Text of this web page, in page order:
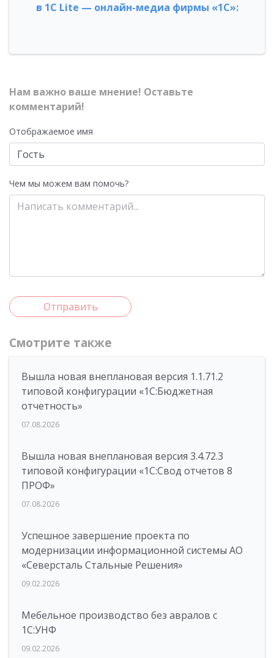
в 1С Lite — онлайн-медиа фирмы «1С»:
Нам важно ваше мнение! Оставьте
комментарий!
Отображаемое имя
Чем мы можем вам помочь?
Отправить
Смотрите также
Вышла новая внеплановая версия 1.1.71.2
типовой конфигурации «1C:Бюджетная
отчетность»
07.08.2026
Вышла новая внеплановая версия 3.4.72.3
типовой конфигурации «1C:Свод отчетов 8
ПРОФ»
07.08.2026
Успешное завершение проекта по
модернизации информационной системы АО
«Северсталь Стальные Решения»
09.02.2026
Мебельное производство без авралов с
1С:УНФ
09.02.2026